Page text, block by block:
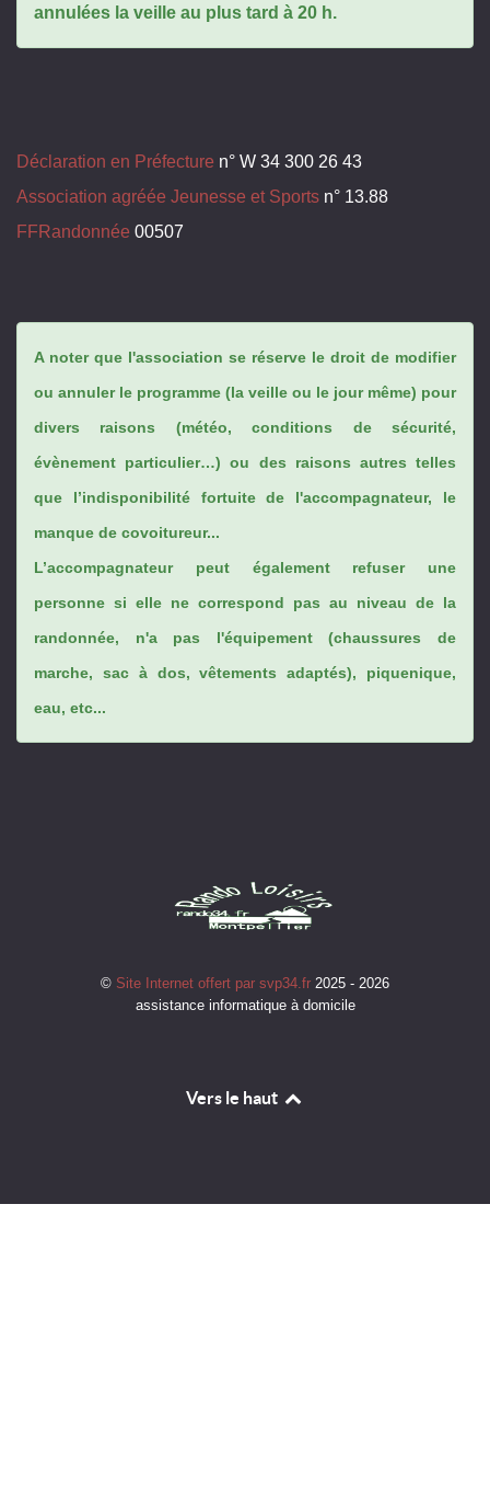
annulées la veille au plus tard à 20 h.
Déclaration en Préfecture n° W 34 300 26 43
Association agréée Jeunesse et Sports n° 13.88
FFRandonnée 00507
A noter que l'association se réserve le droit de modifier
ou annuler le programme (la veille ou le jour même) pour
divers raisons (météo, conditions de sécurité,
évènement particulier…) ou des raisons autres telles
que l’indisponibilité fortuite de l'accompagnateur, le
manque de covoitureur...
L’accompagnateur peut également refuser une
personne si elle ne correspond pas au niveau de la
randonnée, n'a pas l'équipement (chaussures de
marche, sac à dos, vêtements adaptés), piquenique,
eau, etc...
© Site Internet offert par svp34.fr 2025 - 2026
assistance informatique à domicile
Vers le haut